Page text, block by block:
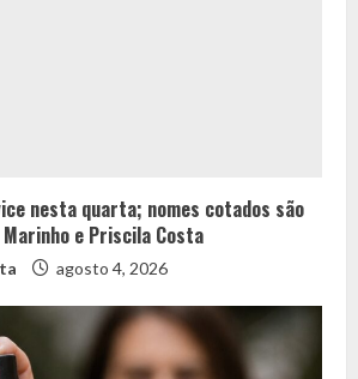
nesta quarta; nomes cotados são
e Priscila Costa
agosto 4, 2026